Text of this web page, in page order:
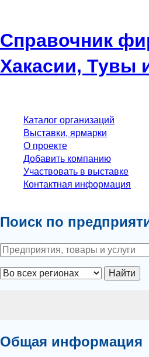
Справочник
Хакасии, Тувы
Каталог организаций
Выставки, ярмарки
О проекте
Добавить компанию
Участвовать в выставке
Контактная информация
Поиск по
Найти
Общая информация